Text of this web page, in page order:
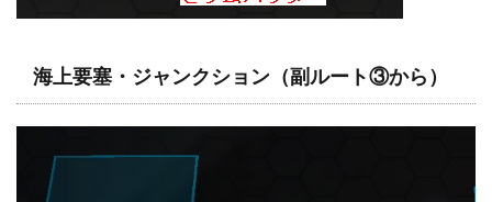
海上要塞・ジャンクション（副ルート③から）